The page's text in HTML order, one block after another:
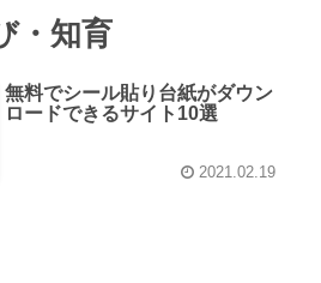
・知育
無料でシール貼り台紙がダウン
ロードできるサイト10選
2021.02.19